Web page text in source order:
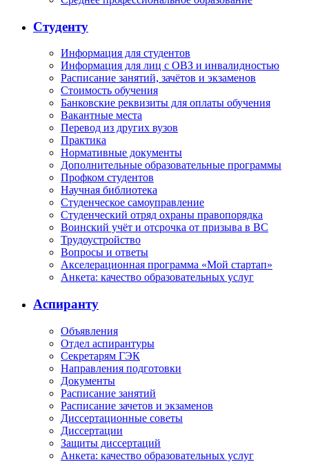
Студенту
Информация для студентов
Информация для лиц с ОВЗ и инвалидностью
Расписание занятий, зачётов и экзаменов
Стоимость обучения
Банковские реквизиты для оплаты обучения
Вакантные места
Перевод из других вузов
Практика
Нормативные документы
Дополнительные образовательные программы
Профком студентов
Научная библиотека
Студенческое самоуправление
Студенческий отряд охраны правопорядка
Воинский учёт и отсрочка от призыва в ВС
Трудоустройство
Вопросы и ответы
Акселерационная программа «Мой стартап»
Анкета: качество образовательных услуг
Аспиранту
Объявления
Отдел аспирантуры
Секретарям ГЭК
Направления подготовки
Документы
Расписание занятий
Расписание зачетов и экзаменов
Диссертационные советы
Диссертации
Защиты диссертаций
Анкета: качество образовательных услуг